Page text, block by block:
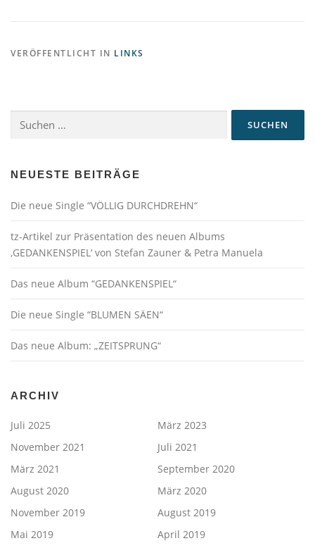
VERÖFFENTLICHT IN LINKS
nach:
NEUESTE BEITRÄGE
Die neue Single “VÖLLIG DURCHDREHN“
tz-Artikel zur Präsentation des neuen Albums
‚GEDANKENSPIEL‘ von Stefan Zauner & Petra Manuela
Das neue Album “GEDANKENSPIEL“
Die neue Single “BLUMEN SÄEN“
Das neue Album: „ZEITSPRUNG“
ARCHIV
Juli 2025
März 2023
November 2021
Juli 2021
März 2021
September 2020
August 2020
März 2020
November 2019
August 2019
Mai 2019
April 2019